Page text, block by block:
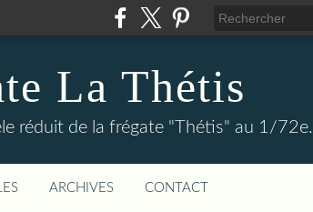
La Thétis
réduit de la frégate "Thétis" au 1/72e.
ARCHIVES CONTACT